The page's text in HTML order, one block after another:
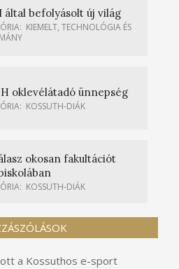
által befolyásolt új világ
KIEMELT, TECHNOLÓGIA ÉS
oklevélátadó ünnepség
KOSSUTH-DIÁK
okosan fakultációt
KOSSUTH-DIÁK
a Kossuthos e-sport